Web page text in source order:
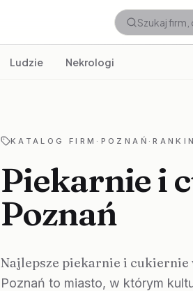
Ludzie Nekrologi
KATALOG FIRM · POZNAŃ ·
Piekarnie i
Poznań
Najlepsze piekarnie i cukiernie
Poznań to miasto, w którym